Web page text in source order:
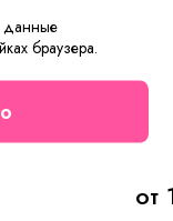
от
данные
браузера.